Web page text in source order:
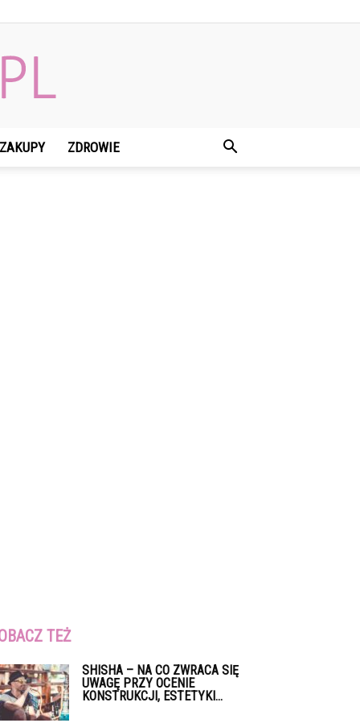
ZAKUPY ZDROWIE
TEŻ
SHISHA – NA CO ZWRACA SIĘ
UWAGĘ PRZY OCENIE
KONSTRUKCJI, ESTETYKI...